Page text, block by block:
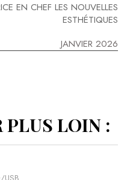
EN CHEF LES NOUVELLES
ESTHÉTIQUES
JANVIER 2026
PLUS LOIN :